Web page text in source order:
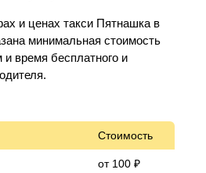
и ценах такси Пятнашка в
минимальная стоимость
и время бесплатного и
Стоимость
от 100 ₽